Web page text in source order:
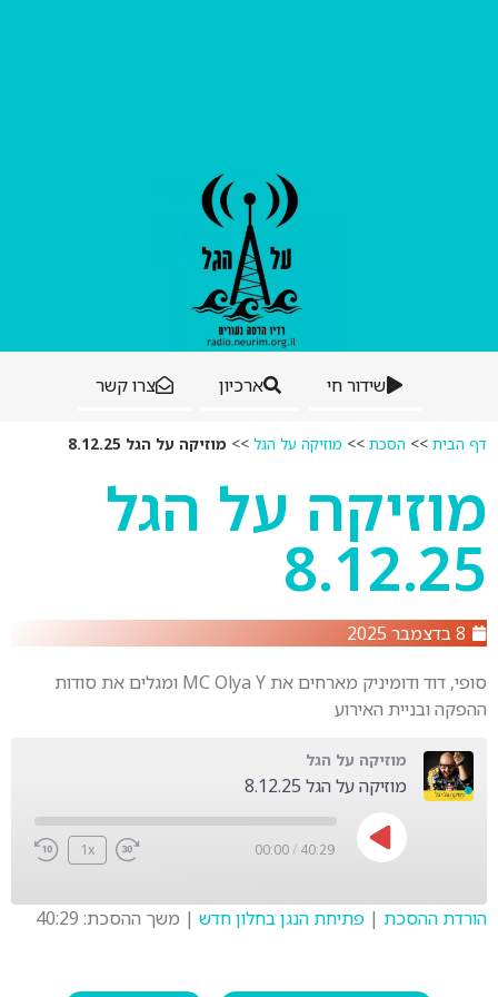
שידור חי ארכיון צרו קשר
דף הבית >> הסכת >> מוזיקה על הגל >> מוזיקה על הגל 8.12.25
מוזיקה על הגל
8.12.25
8 בדצמבר 2025
סופי, דוד ודומיניק מארחים את MC Olya Y ומגלים את סודות
ההפקה ובניית האירוע
מוזיקה על הגל
מוזיקה על הגל 8.12.25
1x 00:00/ 40:29
הורדת ההסכת | פתיחת הנגן בחלון חדש | משך ההסכת: 40:29